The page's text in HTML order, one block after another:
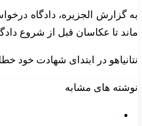
به گزارش الجزیره، دادگاه
ماند تا عکاسان قبل از شروع
نتانیاهو در ابتدای شهادت خود خطاب به قضات گفت: سلام
نوشته های مشابه